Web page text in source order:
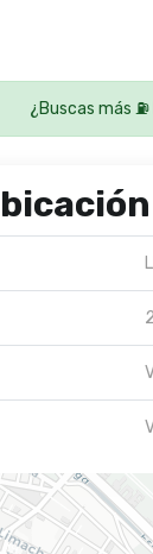
¿Buscas más